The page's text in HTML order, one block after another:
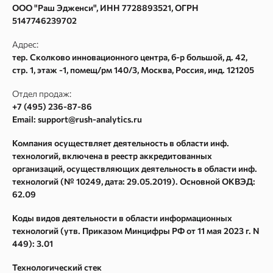
Политика конфиденциальности
Согласие на обработку персональных данных
Согласие на получение рекламных и информационных
Карта сайта
Кластеризация
Частотности ключевых слов Google Adwords
Текстовый анализатор
Сайт аудит
Метасканер
Поиск в Webarchive
Массовая проверка Whois
Поиск спама в Webarchive
Параметры ссылок
Спам в ссылках
Восстановление из Webarchive
ООО "Раш Эдженси", ИНН 7728893521, ОГРН
5147746239702
Адрес:
тер. Сколково инновационного центра, б-р большой, д. 42,
стр. 1, этаж -1, помещ/рм 140/3, Москва, Россия, инд. 121205
Отдел продаж:
+7 (495) 236-87-86
Email: support@rush-analytics.ru
Компания осуществляет деятельность в области инф.
технологий, включена в реестр аккредитованных
организаций, осуществляющих деятельность в области инф.
технологий (№ 10249, дата: 29.05.2019). Основной ОКВЭД:
62.09
Коды видов деятельности в области информационных
технологий (утв. Приказом Минцифры РФ от 11 мая 2023 г. N
449): 3.01
Технологический стек